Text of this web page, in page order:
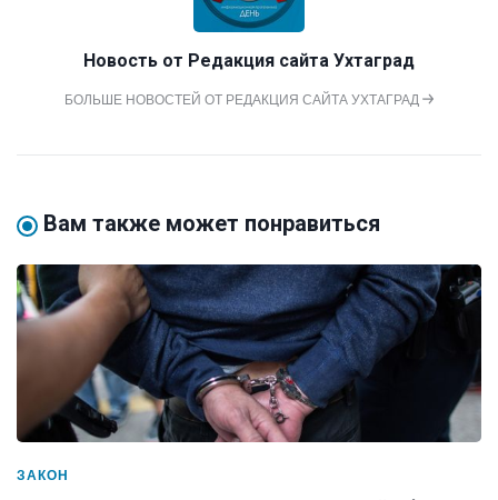
Новость от Редакция сайта Ухтаград
БОЛЬШЕ НОВОСТЕЙ ОТ РЕДАКЦИЯ САЙТА УХТАГРАД
Вам также может понравиться
ЗАКОН